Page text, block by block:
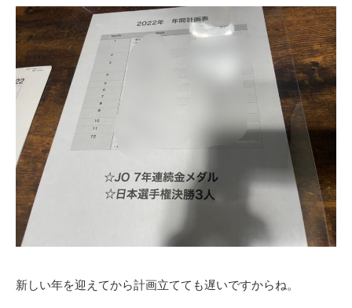
新しい年を迎えてから計画立てても遅いですからね。